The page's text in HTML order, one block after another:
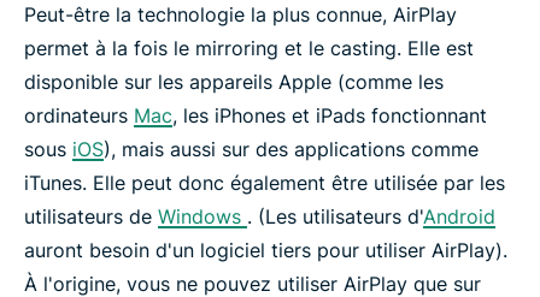
Peut-être la technologie la plus connue, AirPlay
permet à la fois le mirroring et le casting. Elle est
disponible sur les appareils Apple (comme les
ordinateurs Mac, les iPhones et iPads fonctionnant
sous iOS), mais aussi sur des applications comme
iTunes. Elle peut donc également être utilisée par les
utilisateurs de Windows . (Les utilisateurs d'Android
auront besoin d'un logiciel tiers pour utiliser AirPlay).
À l'origine, vous ne pouvez utiliser AirPlay que sur